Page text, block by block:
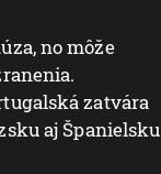
no môže
zatvára
aj Španielsku